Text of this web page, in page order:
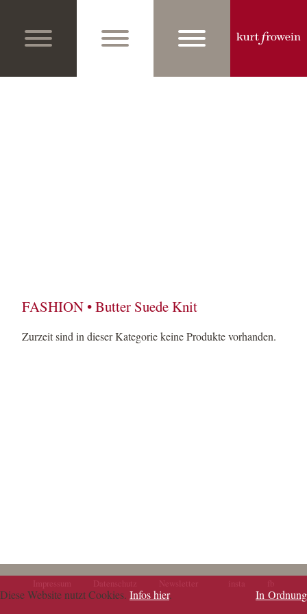
FASHION • Butter Suede Knit
Zurzeit sind in dieser Kategorie keine Produkte vorhanden.
Navigation
Impressum Datenschutz Newsletter
Navigation
insta fb
Diese Website nutzt Cookies. Infos hier. In Ordnung